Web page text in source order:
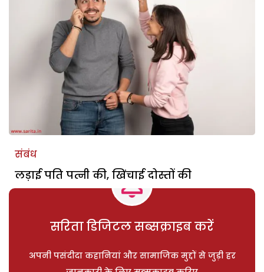
संबंध
लड़ाई पति पत्नी की, खिंचाई दोस्तों की
सरिता डिजिटल सब्सक्राइब करें
अपनी पसंदीदा कहानियां और सामाजिक मुद्दों से जुड़ी हर